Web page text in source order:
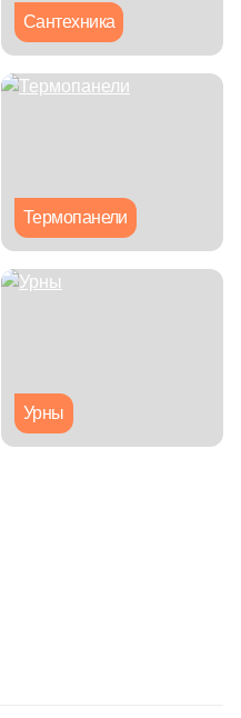
Сантехника
Термопанели
Урны